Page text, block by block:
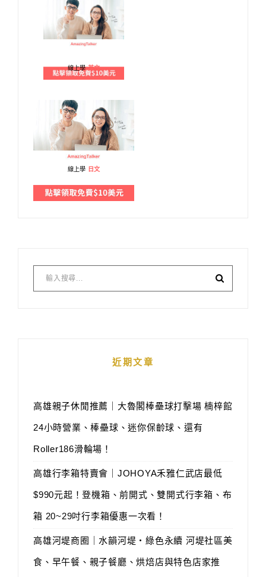
線上學英文
線上學 日文
近期文章
高雄親子休閒推薦｜大魯閣棒壘球打擊場 楠梓館
24小時營業、棒壘球、迷你保齡球、還有
Roller186滑輪場！
高雄行李箱特賣會｜JOHOYA禾雅仁武店最低
$990元起！登機箱、前開式、雙開式行李箱、布
箱 20~29吋行李箱優惠一次看！
高雄河堤商圈｜水韻河堤‧綠色永續 河堤社區美
食、早午餐、親子餐廳、烘焙店與特色店家推